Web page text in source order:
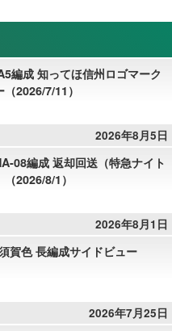
編成 知ってほ信州ロゴマーク
2026/7/11）
2026年8月5日
08編成 返却回送（特急ナイト
2026/8/1）
2026年8月1日
賀色 長編成サイドビュー
2026年7月25日